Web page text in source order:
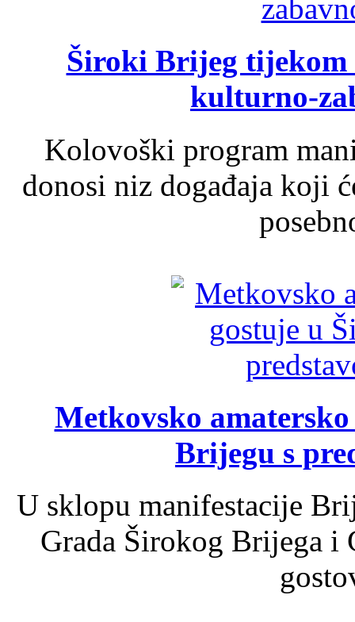
Široki Brijeg tijekom
kulturno-
Kolovoški program
donosi niz događaja koji
Metkovsko
Brijegu s
U sklopu manifestacije
Grada Širokog Brijega